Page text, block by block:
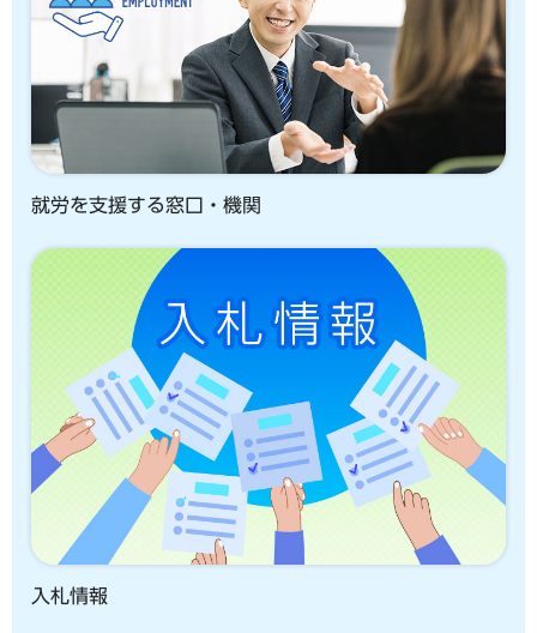
就労を支援する窓口・機関
入札情報